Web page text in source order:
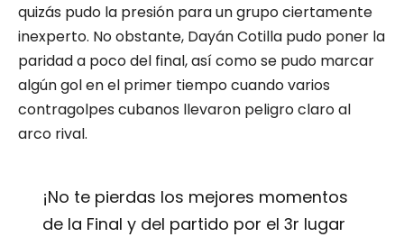
quizás pudo la presión para un grupo ciertamente
inexperto. No obstante, Dayán Cotilla pudo poner la
paridad a poco del final, así como se pudo marcar
algún gol en el primer tiempo cuando varios
contragolpes cubanos llevaron peligro claro al
arco rival.
¡No te pierdas los mejores momentos
de la Final y del partido por el 3r lugar